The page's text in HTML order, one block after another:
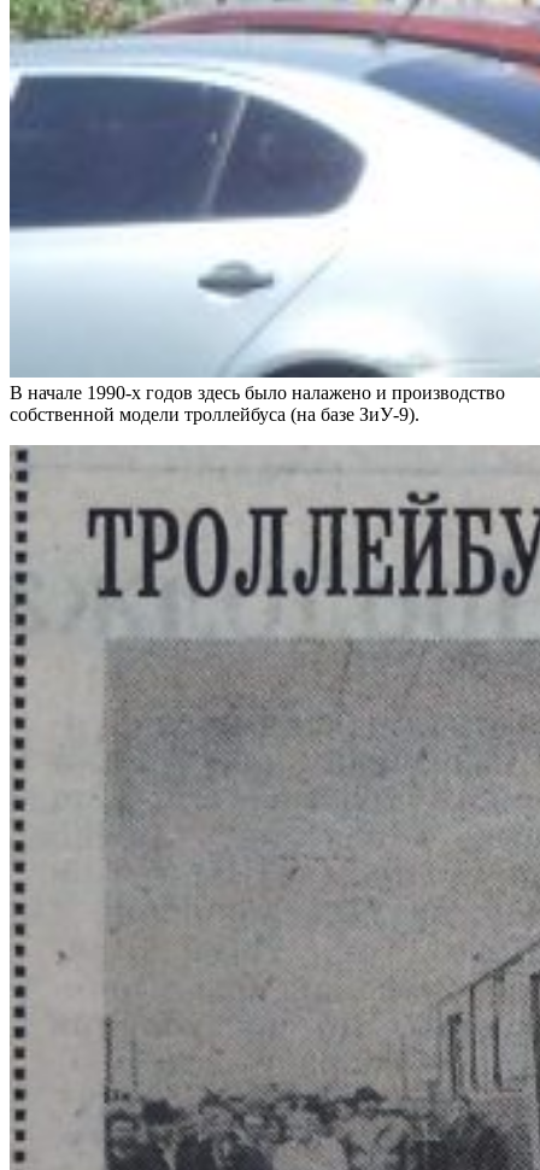
В начале 1990-х годов здесь было налажено и производство
собственной модели троллейбуса (на базе ЗиУ-9).